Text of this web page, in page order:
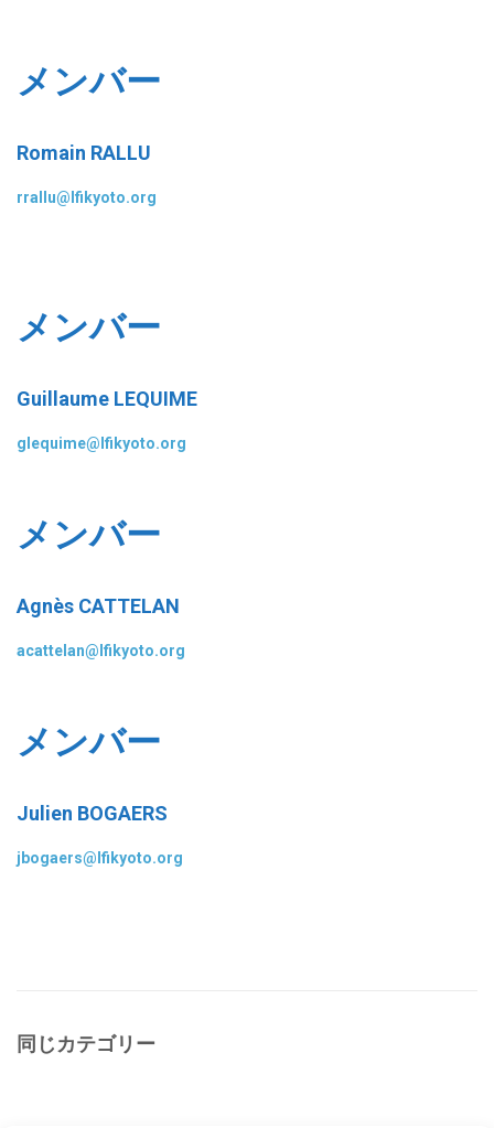
メンバー
Romain RALLU
rrallu@lfikyoto.org
メンバー
Guillaume LEQUIME
glequime@lfikyoto.org
メンバー
Agnès CATTELAN
acattelan@lfikyoto.org
メンバー
Julien BOGAERS
jbogaers@lfikyoto.org
同じカテゴリー